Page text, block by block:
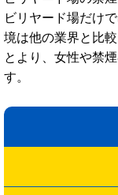
ビリヤード場だけ
境は他の業界と比
とより、女性や禁
す。